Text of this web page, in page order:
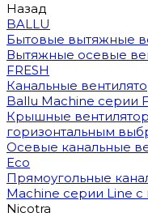
Назад
BALLU
Бытовые вытяжные
Вытяжные осевые
FRESH
Канальные
Ballu Machine серии
Крышные
горизонтальным
Осевые канальные
Eco
Прямоугольные
Machine серии Line
Nicotra